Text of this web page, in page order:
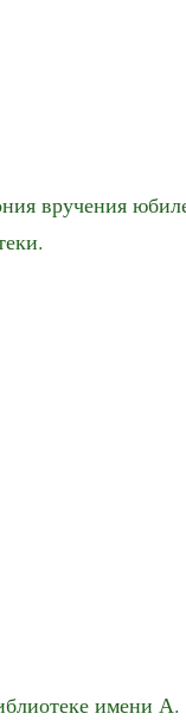
вручения
имени